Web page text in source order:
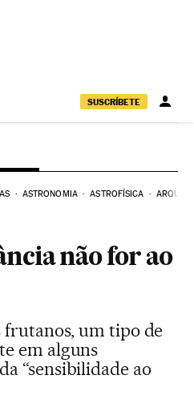
SUSCRÍBETE
ASTRONOMIA ASTROFÍSICA
não for ao
frutanos, um tipo de
em alguns
“sensibilidade ao